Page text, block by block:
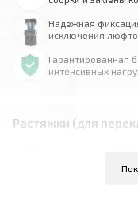
Надежная
исключения
Гарантированная
интенсивных
Растяжки (для